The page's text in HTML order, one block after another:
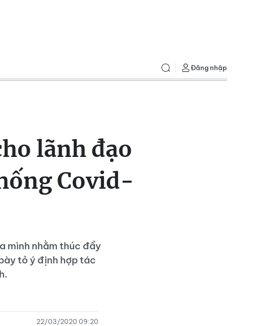
Đăng nhập
lãnh đạo
Covid-
mình nhằm thúc đẩy
tỏ ý định hợp tác
22/03/2020 09:20